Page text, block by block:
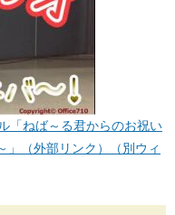
「ねば～る君からのお祝い
（外部リンク）（別ウィ